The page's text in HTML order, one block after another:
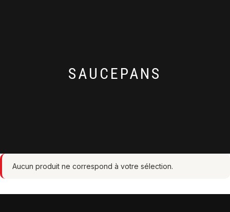
SAUCEPANS
Aucun produit ne correspond à votre sélection.